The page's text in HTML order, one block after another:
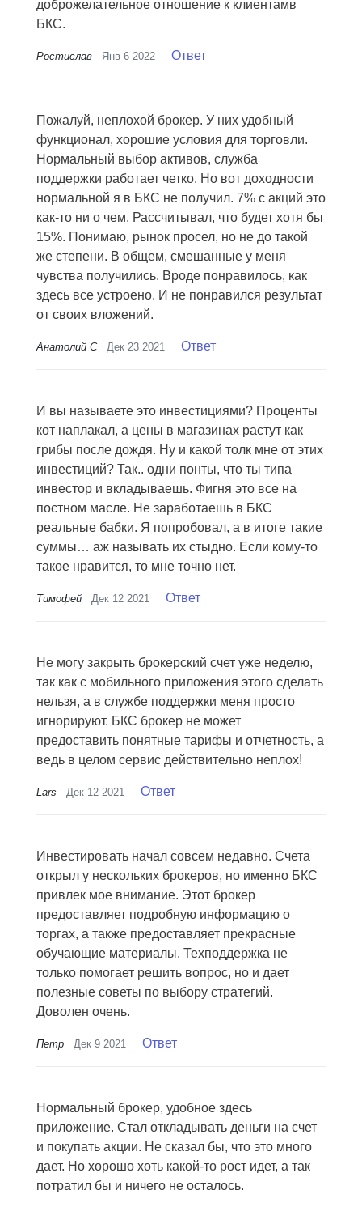
доброжелательное отношение к клиентамв
БКС.
Ростислав Янв 6 2022 Ответ
Пожалуй, неплохой брокер. У них удобный
функционал, хорошие условия для торговли.
Нормальный выбор активов, служба
поддержки работает четко. Но вот доходности
нормальной я в БКС не получил. 7% с акций это
как-то ни о чем. Рассчитывал, что будет хотя бы
15%. Понимаю, рынок просел, но не до такой
же степени. В общем, смешанные у меня
чувства получились. Вроде понравилось, как
здесь все устроено. И не понравился результат
от своих вложений.
Анатолий С Дек 23 2021 Ответ
И вы называете это инвестициями? Проценты
кот наплакал, а цены в магазинах растут как
грибы после дождя. Ну и какой толк мне от этих
инвестиций? Так.. одни понты, что ты типа
инвестор и вкладываешь. Фигня это все на
постном масле. Не заработаешь в БКС
реальные бабки. Я попробовал, а в итоге такие
суммы… аж называть их стыдно. Если кому-то
такое нравится, то мне точно нет.
Тимофей Дек 12 2021 Ответ
Не могу закрыть брокерский счет уже неделю,
так как с мобильного приложения этого сделать
нельзя, а в службе поддержки меня просто
игнорируют. БКС брокер не может
предоставить понятные тарифы и отчетность, а
ведь в целом сервис действительно неплох!
Lars Дек 12 2021 Ответ
Инвестировать начал совсем недавно. Счета
открыл у нескольких брокеров, но именно БКС
привлек мое внимание. Этот брокер
предоставляет подробную информацию о
торгах, а также предоставляет прекрасные
обучающие материалы. Техподдержка не
только помогает решить вопрос, но и дает
полезные советы по выбору стратегий.
Доволен очень.
Петр Дек 9 2021 Ответ
Нормальный брокер, удобное здесь
приложение. Стал откладывать деньги на счет
и покупать акции. Не сказал бы, что это много
дает. Но хорошо хоть какой-то рост идет, а так
потратил бы и ничего не осталось.